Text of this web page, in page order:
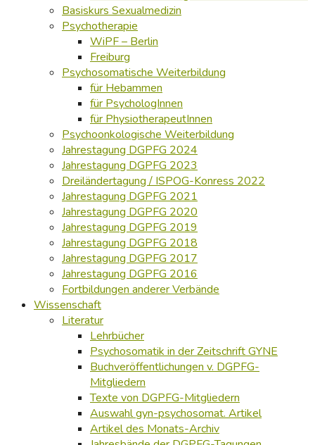
Basiskurs Sexualmedizin
Psychotherapie
WiPF – Berlin
Freiburg
Psychosomatische Weiterbildung
für Hebammen
für PsychologInnen
für PhysiotherapeutInnen
Psychoonkologische Weiterbildung
Jahrestagung DGPFG 2024
Jahrestagung DGPFG 2023
Dreiländertagung / ISPOG-Konress 2022
Jahrestagung DGPFG 2021
Jahrestagung DGPFG 2020
Jahrestagung DGPFG 2019
Jahrestagung DGPFG 2018
Jahrestagung DGPFG 2017
Jahrestagung DGPFG 2016
Fortbildungen anderer Verbände
Wissenschaft
Literatur
Lehrbücher
Psychosomatik in der Zeitschrift GYNE
Buchveröffentlichungen v. DGPFG-
Mitgliedern
Texte von DGPFG-Mitgliedern
Auswahl gyn-psychosomat. Artikel
Artikel des Monats-Archiv